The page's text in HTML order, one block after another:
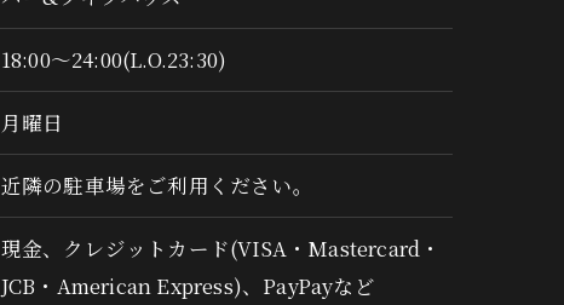
18:00～24:00(L.O.23:30)
月曜日
近隣の駐車場をご利用ください。
現金、クレジットカード(VISA・Mastercard・
JCB・American Express)、PayPayなど